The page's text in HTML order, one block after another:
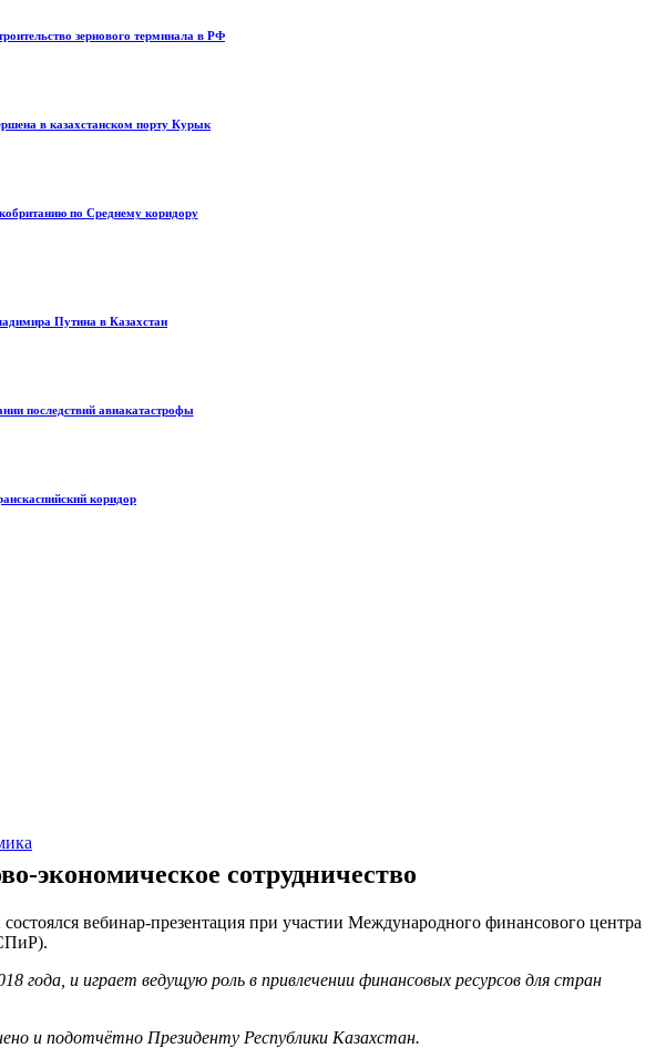
зернового терминала в РФ
в казахстанском порту Курык
по Среднему коридору
Путина в Казахстан
последствий авиакатастрофы
коридор
экономическое сотрудничество
вебинар-презентация при участии Международного финансового центра
и играет ведущую роль в привлечении финансовых ресурсов для стран
и подотчётно Президенту Республики Казахстан.